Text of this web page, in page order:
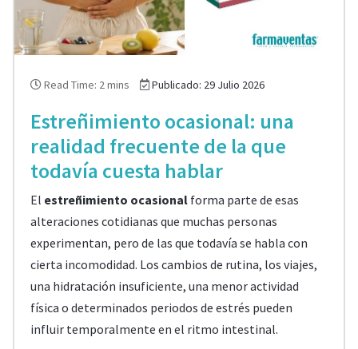
Read Time: 2 mins Publicado: 29 Julio 2026
Estreñimiento ocasional: una
realidad frecuente de la que
todavía cuesta hablar
El estreñimiento ocasional forma parte de esas
alteraciones cotidianas que muchas personas
experimentan, pero de las que todavía se habla con
cierta incomodidad. Los cambios de rutina, los viajes,
una hidratación insuficiente, una menor actividad
física o determinados periodos de estrés pueden
influir temporalmente en el ritmo intestinal.